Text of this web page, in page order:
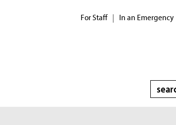
For Staff | In an Emergency
Search